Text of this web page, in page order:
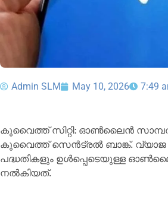
Admin SLM May 10, 2026 7:49
കുവൈത്ത് സിറ്റി: ഓൺലൈൻ
കുവൈത്ത് സെൻട്രൽ ബാങ്ക്. വ്യാജ
പദ്ധതികളും ഉൾപ്പെടെയുള്ള
നൽകിയത്.